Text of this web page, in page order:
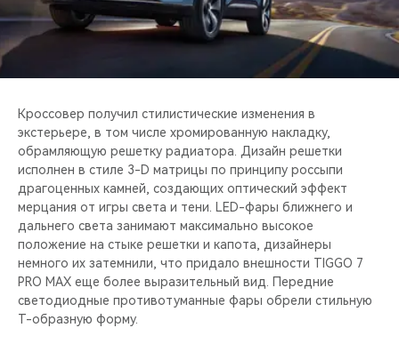
CHERY И СПОРТ
ВИДЕООБЗОРЫ
CHERY ДЛЯ ДЕТЕЙ
Кроссовер получил стилистические изменения в
экстерьере, в том числе хромированную накладку,
обрамляющую решетку радиатора. Дизайн решетки
исполнен в стиле 3-D матрицы по принципу россыпи
драгоценных камней, создающих оптический эффект
мерцания от игры света и тени. LED-фары ближнего и
дальнего света занимают максимально высокое
положение на стыке решетки и капота, дизайнеры
немного их затемнили, что придало внешности TIGGO 7
PRO MAX еще более выразительный вид. Передние
светодиодные противотуманные фары обрели стильную
T-образную форму.